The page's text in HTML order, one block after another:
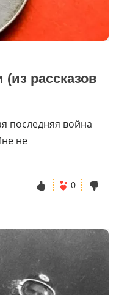
рассказов
последняя война
не
0